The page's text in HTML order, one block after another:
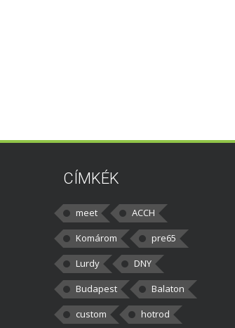
CÍMKÉK
meet
ACCH
Komárom
pre65
Lurdy
DNY
Budapest
Balaton
custom
hotrod